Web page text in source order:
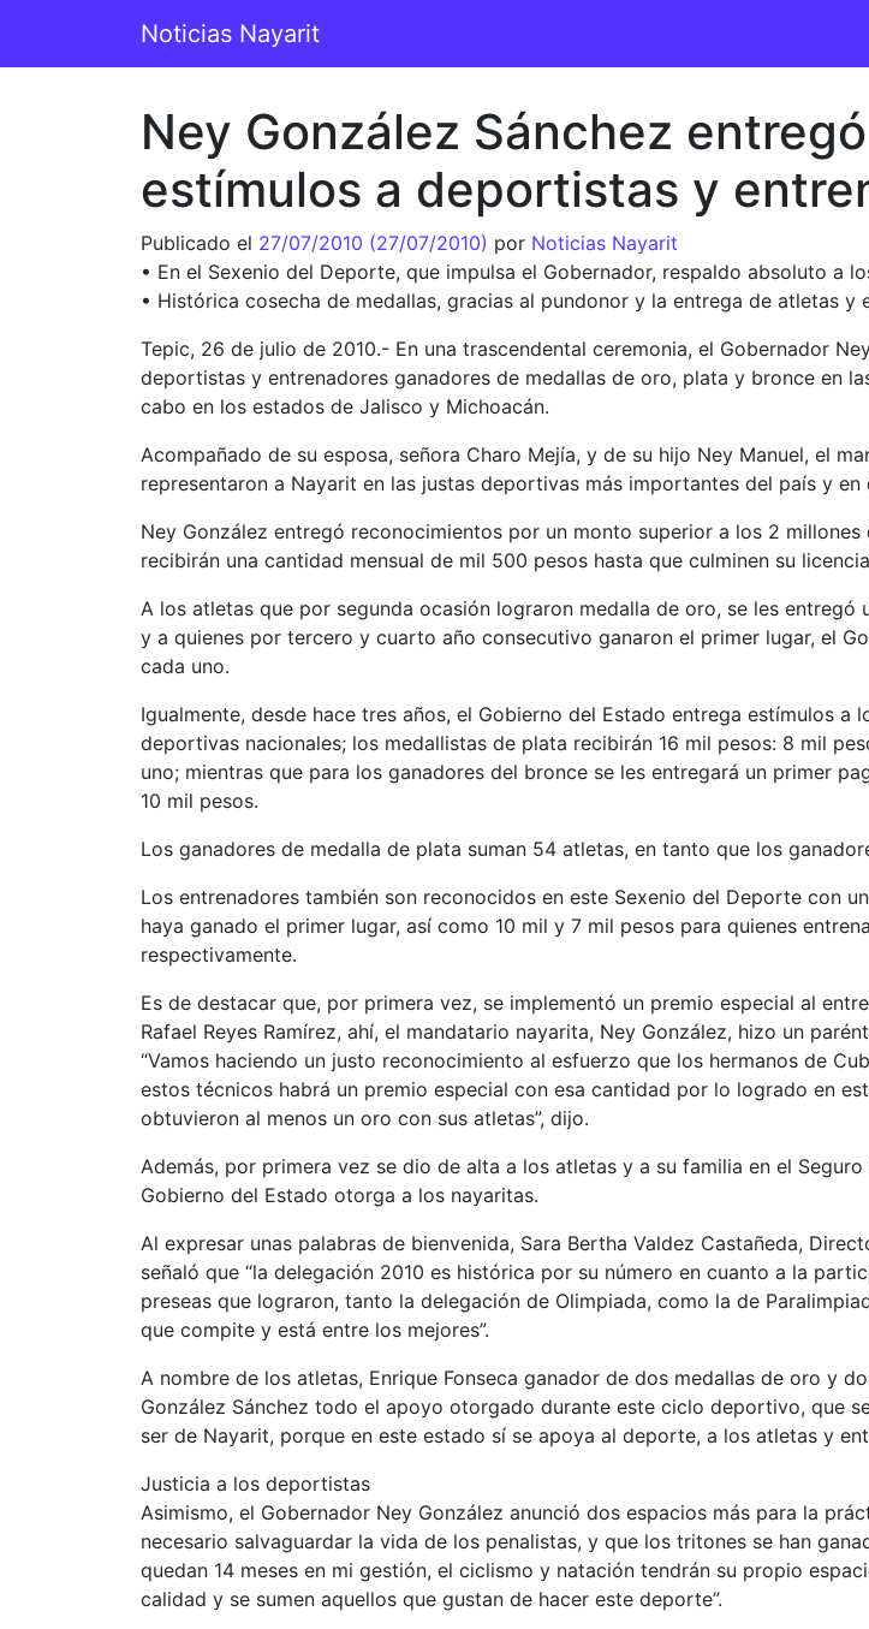
Navegación principal
Noticias Nayarit
Ney González Sánchez
estímulos a deportistas y
Publicado el 27/07/2010 (27/07/2010) por Noticias Nayarit
• En el Sexenio del Deporte, que impulsa el Gobernador, respaldo absoluto a
• Histórica cosecha de medallas, gracias al pundonor y la entrega de atletas y
Tepic, 26 de julio de 2010.- En una trascendental ceremonia, el Gobernador
deportistas y entrenadores ganadores de medallas de oro, plata y bronce en
cabo en los estados de Jalisco y Michoacán.
Acompañado de su esposa, señora Charo Mejía, y de su hijo Ney Manuel, el
representaron a Nayarit en las justas deportivas más importantes del país y
Ney González entregó reconocimientos por un monto superior a los 2
recibirán una cantidad mensual de mil 500 pesos hasta que culminen su
A los atletas que por segunda ocasión lograron medalla de oro, se les
y a quienes por tercero y cuarto año consecutivo ganaron el primer lugar, el
cada uno.
Igualmente, desde hace tres años, el Gobierno del Estado entrega estímulos
deportivas nacionales; los medallistas de plata recibirán 16 mil pesos: 8 mil
uno; mientras que para los ganadores del bronce se les entregará un primer
10 mil pesos.
Los ganadores de medalla de plata suman 54 atletas, en tanto que los
Los entrenadores también son reconocidos en este Sexenio del Deporte con
haya ganado el primer lugar, así como 10 mil y 7 mil pesos para quienes
respectivamente.
Es de destacar que, por primera vez, se implementó un premio especial al
Rafael Reyes Ramírez, ahí, el mandatario nayarita, Ney González, hizo un
“Vamos haciendo un justo reconocimiento al esfuerzo que los hermanos de
estos técnicos habrá un premio especial con esa cantidad por lo logrado en
obtuvieron al menos un oro con sus atletas”, dijo.
Además, por primera vez se dio de alta a los atletas y a su familia en el
Gobierno del Estado otorga a los nayaritas.
Al expresar unas palabras de bienvenida, Sara Bertha Valdez Castañeda,
señaló que “la delegación 2010 es histórica por su número en cuanto a la
preseas que lograron, tanto la delegación de Olimpiada, como la de
que compite y está entre los mejores”.
A nombre de los atletas, Enrique Fonseca ganador de dos medallas de oro y
González Sánchez todo el apoyo otorgado durante este ciclo deportivo, que
ser de Nayarit, porque en este estado sí se apoya al deporte, a los atletas y
Justicia a los deportistas
Asimismo, el Gobernador Ney González anunció dos espacios más para la
necesario salvaguardar la vida de los penalistas, y que los tritones se han
quedan 14 meses en mi gestión, el ciclismo y natación tendrán su propio
calidad y se sumen aquellos que gustan de hacer este deporte”.